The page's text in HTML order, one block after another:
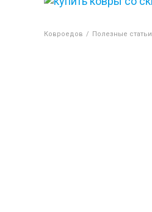
Ковроедов / Полезные статьи